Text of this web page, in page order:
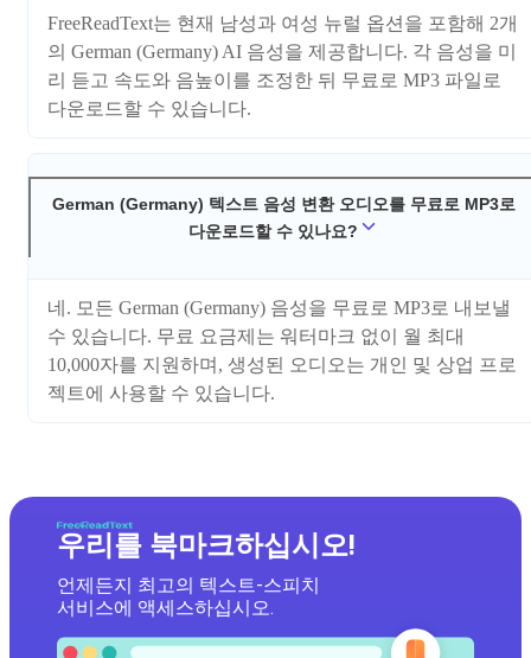
FreeReadText는 현재 남성과 여성 뉴럴 옵션을 포함해 2개
의 German (Germany) AI 음성을 제공합니다. 각 음성을 미
리 듣고 속도와 음높이를 조정한 뒤 무료로 MP3 파일로
다운로드할 수 있습니다.
German (Germany) 텍스트 음성 변환 오디오를 무료로 MP3로
다운로드할 수 있나요?
네. 모든 German (Germany) 음성을 무료로 MP3로 내보낼
수 있습니다. 무료 요금제는 워터마크 없이 월 최대
10,000자를 지원하며, 생성된 오디오는 개인 및 상업 프로
젝트에 사용할 수 있습니다.
우리를 북마크하십시오!
언제든지 최고의 텍스트-스피치
서비스에 액세스하십시오.